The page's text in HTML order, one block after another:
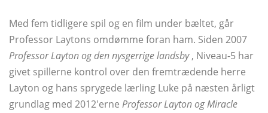
Med fem tidligere spil og en film under bæltet, går
Professor Laytons omdømme foran ham. Siden 2007
Professor Layton og den nysgerrige landsby, Niveau-5 har
givet spillerne kontrol over den fremtrædende herre
Layton og hans sprygede lærling Luke på næsten årligt
grundlag med 2012'erne Professor Layton og Miracle